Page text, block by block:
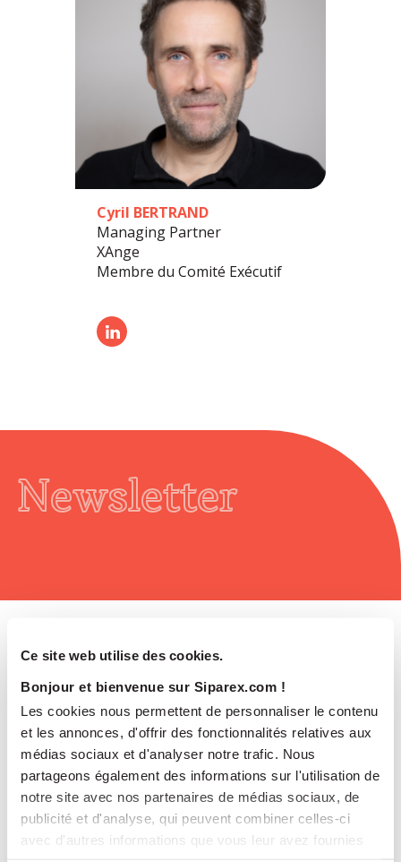
Ce site web utilise des cookies.
Bonjour et bienvenue sur Siparex.com !
Les cookies nous permettent de personnaliser le contenu
et les annonces, d'offrir des fonctionnalités relatives aux
médias sociaux et d'analyser notre trafic. Nous
partageons également des informations sur l'utilisation de
notre site avec nos partenaires de médias sociaux, de
publicité et d'analyse, qui peuvent combiner celles-ci
avec d'autres informations que vous leur avez fournies
Cyril BERTRAND
Managing Partner
XAnge
Membre du Comité Exécutif
Newsletter
Read